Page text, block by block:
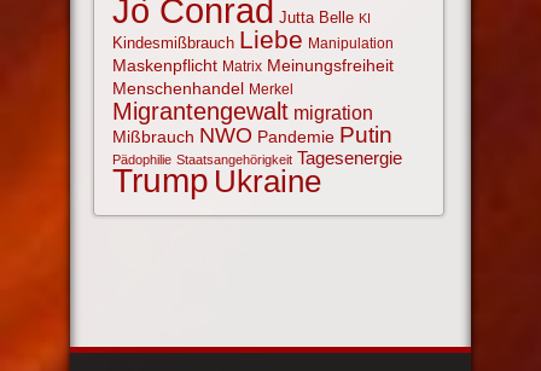
Jo Conrad Jutta Belle KI
Kindesmißbrauch Liebe Manipulation
Maskenpflicht Matrix Meinungsfreiheit
Menschenhandel Merkel
Migrantengewalt migration
Mißbrauch NWO Pandemie Putin
Pädophilie Staatsangehörigkeit Tagesenergie
Trump Ukraine